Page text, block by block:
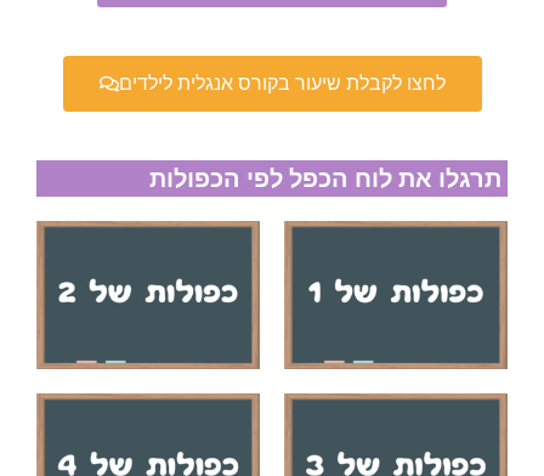
לחצו לקבלת שיעור בקורס אנגלית לילדים
תרגלו את לוח הכפל לפי הכפולות